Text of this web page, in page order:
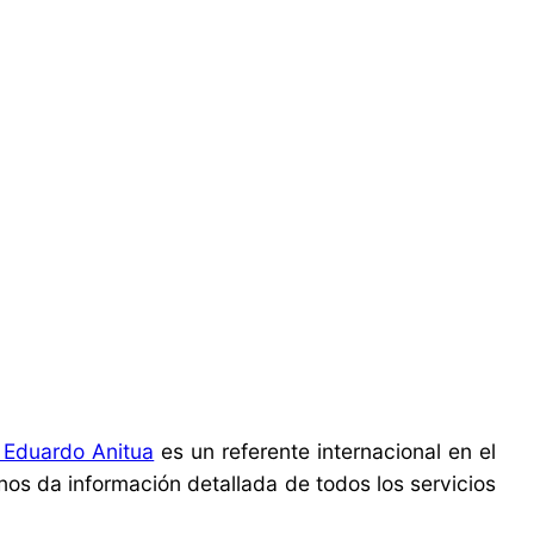
Anitua es un referente internacional en el
da información detallada de todos los servicios